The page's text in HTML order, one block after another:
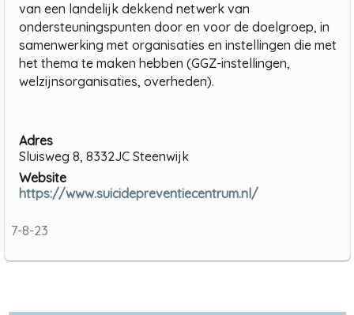
van een landelijk dekkend netwerk van
ondersteuningspunten door en voor de doelgroep, in
samenwerking met organisaties en instellingen die met
het thema te maken hebben (GGZ-instellingen,
welzijnsorganisaties, overheden).
Adres
Sluisweg 8, 8332JC Steenwijk
Website
https://www.suicidepreventiecentrum.nl/
7-8-23